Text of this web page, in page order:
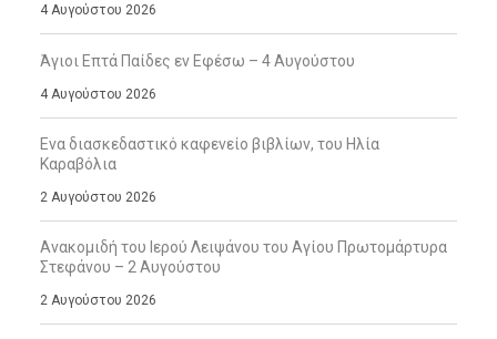
4 Αυγούστου 2026
Άγιοι Επτά Παίδες εν Εφέσω – 4 Αυγούστου
4 Αυγούστου 2026
Ενα διασκεδαστικό καφενείο βιβλίων, του Ηλία
Καραβόλια
2 Αυγούστου 2026
Ανακομιδή του Ιερού Λειψάνου του Αγίου Πρωτομάρτυρα
Στεφάνου – 2 Αυγούστου
2 Αυγούστου 2026